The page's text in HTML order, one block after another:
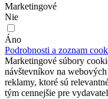
Marketingové
Nie
Áno
Podrobnosti a zoznam
Marketingové súbory
návštevníkov na
reklamy, ktoré sú
tým cennejšie pre